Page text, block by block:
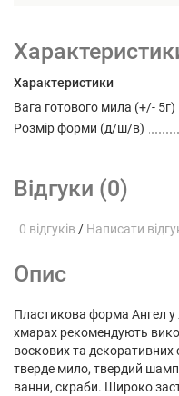
Характеристики
Вага готового мила (+/- 5г)
Розмір форми (д/ш/в)
Відгуки (0)
0 відгуків / Написати
Опис
Пластикова форма Ангел
хмарах рекомендують
воскових та декоративних
тверде мило, твердий
ванни, скраби. Широко